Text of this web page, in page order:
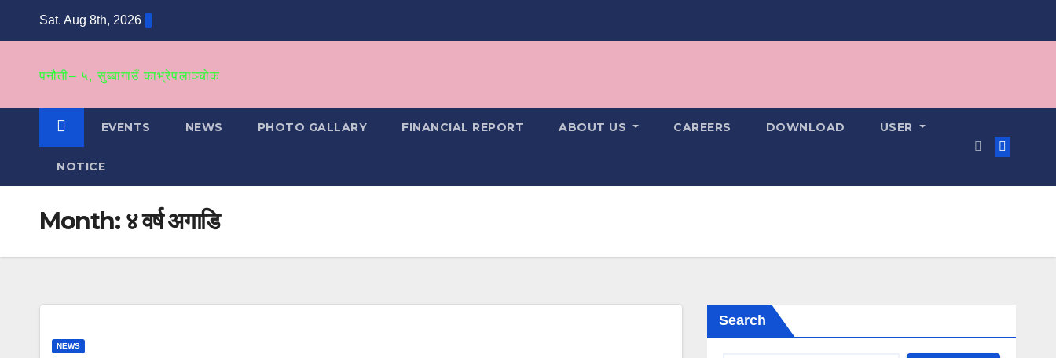
Sat. Aug 8th, 2026
पनौती– ५, सुब्बागाउँ काभ्रेपलाञ्‍चोक
EVENTS NEWS PHOTO GALLARY FINANCIAL REPORT ABOUT US CAREERS DOWNLOAD USER
NOTICE
Month: ४ वर्ष अगाडि
NEWS
Search